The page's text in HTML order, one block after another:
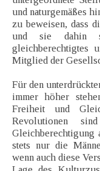
und naturgemäßes
zu beweisen, dass
und sie dahin
gleichberechtigtes
Mitglied der
Für den
immer höher
Freiheit und
Revolutionen
stets nur die
wenn auch diese